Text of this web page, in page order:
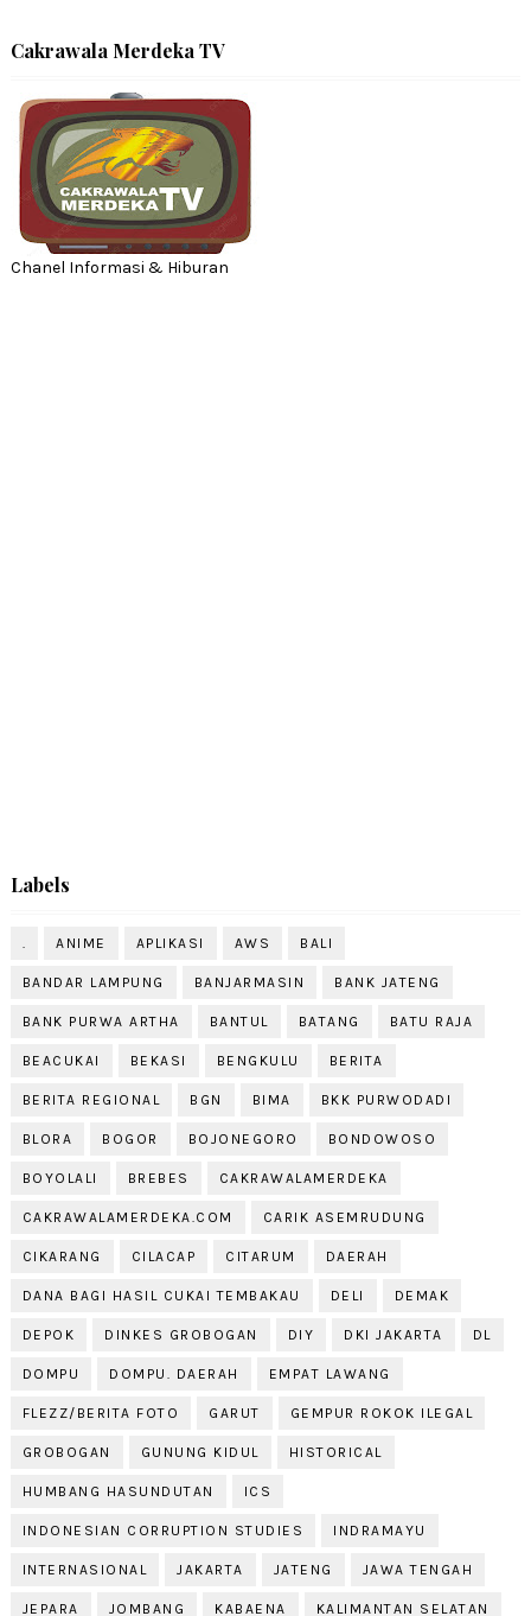
Cakrawala Merdeka TV
Chanel Informasi & Hiburan
Labels
. ANIME APLIKASI AWS BALI
BANDAR LAMPUNG BANJARMASIN BANK JATENG
BANK PURWA ARTHA BANTUL BATANG BATU RAJA
BEACUKAI BEKASI BENGKULU BERITA
BERITA REGIONAL BGN BIMA BKK PURWODADI
BLORA BOGOR BOJONEGORO BONDOWOSO
BOYOLALI BREBES CAKRAWALAMERDEKA
CAKRAWALAMERDEKA.COM CARIK ASEMRUDUNG
CIKARANG CILACAP CITARUM DAERAH
DANA BAGI HASIL CUKAI TEMBAKAU DELI DEMAK
DEPOK DINKES GROBOGAN DIY DKI JAKARTA DL
DOMPU DOMPU. DAERAH EMPAT LAWANG
FLEZZ/BERITA FOTO GARUT GEMPUR ROKOK ILEGAL
GROBOGAN GUNUNG KIDUL HISTORICAL
HUMBANG HASUNDUTAN ICS
INDONESIAN CORRUPTION STUDIES INDRAMAYU
INTERNASIONAL JAKARTA JATENG JAWA TENGAH
JEPARA JOMBANG KABAENA KALIMANTAN SELATAN